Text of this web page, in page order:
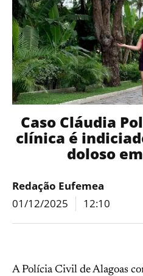
Caso Cláudia
clínica é
doloso
Redação Eufemea
01/12/2025
12:10
A Polícia Civil de Alagoas